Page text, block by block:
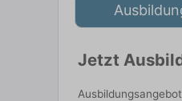
Jetzt